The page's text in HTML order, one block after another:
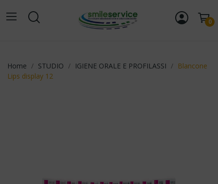
0
Home STUDIO IGIENE ORALE E PROFILASSI
Blancone
Lips display 12